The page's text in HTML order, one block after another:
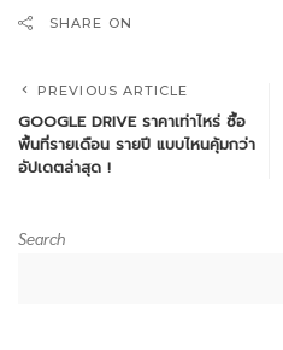
SHARE ON
PREVIOUS ARTICLE
GOOGLE DRIVE ราคาเท่าไหร่ ซื้อ
พื้นที่รายเดือน รายปี แบบไหนคุ้มกว่า
อัปเดตล่าสุด !
Search